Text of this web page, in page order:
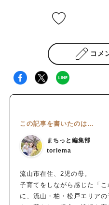
コメ
この記事を書いたのは…
まちっと編集部
toriema
流山市在住、2児の母。
子育てをしながら感じた「
に、流山・柏・松戸エリア